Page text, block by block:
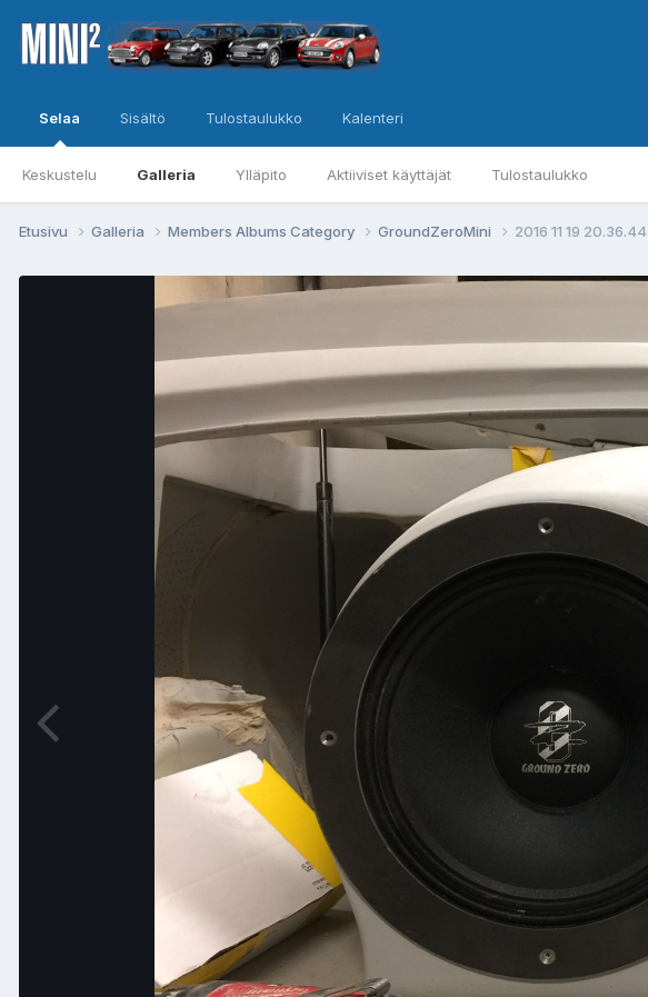
Selaa
Keskustelu Galleria Ylläpito Aktiiviset käyttäjät Tulostaulukko
Sisältö Tulostaulukko Kalenteri
Etusivu Galleria Members Albums Category GroundZeroMini 2016 11 19 20.36.44